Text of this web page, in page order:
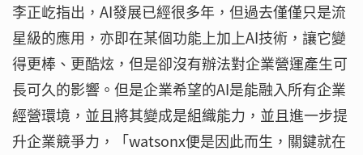
李正屹指出，AI發展已經很多年，但過去僅僅只是流
星級的應用，亦即在某個功能上加上AI技術，讓它變
得更棒、更酷炫，但是卻沒有辦法對企業營運產生可
長可久的影響。但是企業希望的AI是能融入所有企業
經營環境，並且將其變成是組織能力，並且進一步提
升企業競爭力，「watsonx便是因此而生，關鍵就在